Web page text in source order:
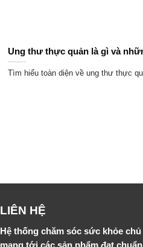
Ung thư thực quản là gì và
Tìm hiểu toàn diện về ung thư thực
LIÊN HỆ
Hệ thống chăm sóc sức khỏe